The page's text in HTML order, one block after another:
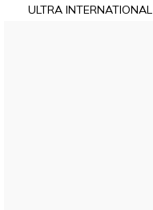
ULTRA INTERNATIONAL